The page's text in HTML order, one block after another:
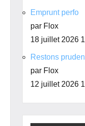
Emprunt perfo
par Flox
18 juillet 2026
Restons
par Flox
12 juillet 2026